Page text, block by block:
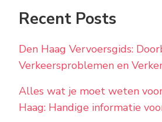
Recent Posts
Den Haag Vervoersgids:
Verkeersproblemen en
Alles wat je moet weten
Haag: Handige informatie